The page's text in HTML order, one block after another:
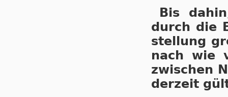
Bis
durch die
stel­lung
nach wie
zwi­schen
der­zeit